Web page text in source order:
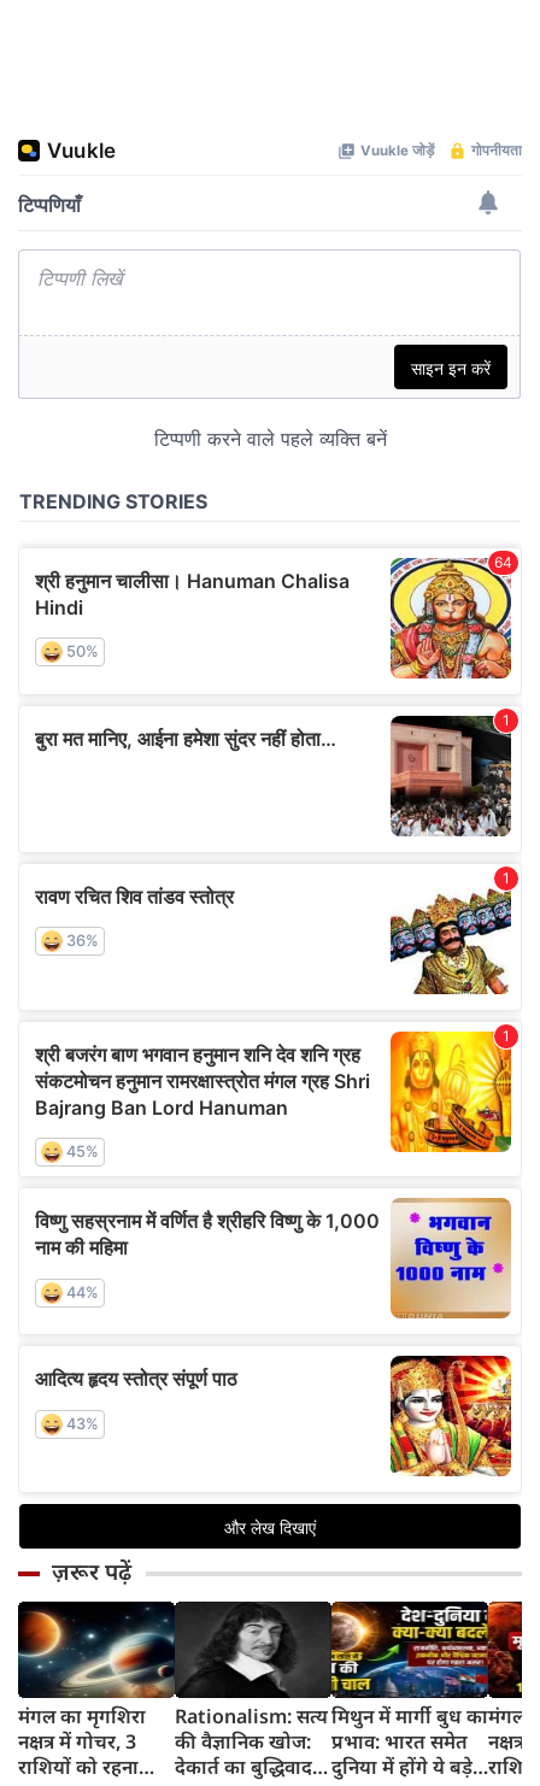
ज़रूर पढ़ें
मंगल का मृगशिरा
नक्षत्र में गोचर, 3
राशियों को रहना
Rationalism: सत्य
की वैज्ञानिक खोज:
देकार्त का बुद्धिवाद
मिथुन में मार्गी बुध का
प्रभाव: भारत समेत
दुनिया में होंगे ये बड़े
मंगल
नक्षत्र